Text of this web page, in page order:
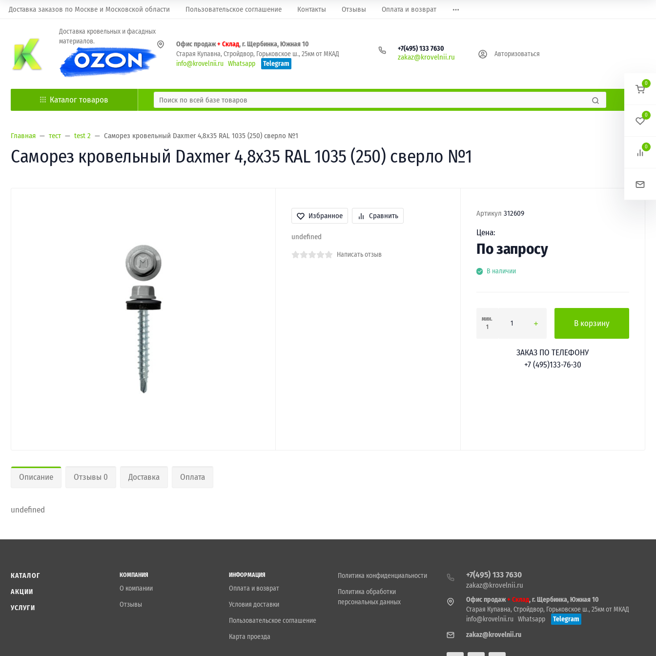
Доставка заказов по Москве и Московской области Пользовательское соглашение Контакты Отзывы Оплата и возврат
Доставка кровельных и фасадных
материалов.
Офис продаж+ Склад, г. Щербинка, Южная 10
Старая Купавна, Стройдвор, Горьковское ш., 25км от МКАД
info@krovelnii.ru Whatsapp Telegram
+7(495) 133 7630
zakaz@krovelnii.ru Авторизоваться
Каталог товаров
Главная тест test 2 Саморез кровельный Daxmer 4,8х35 RAL 1035 (250) сверло №1
Саморез кровельный Daxmer 4,8х35 RAL 1035 (250) сверло №1
Избранное Сравнить
undefined
Написать отзыв
Артикул 312609
Цена:
По запросу
В наличии
мин.
1
В корзину
ЗАКАЗ ПО ТЕЛЕФОНУ
+7 (495)133-76-30
Описание Отзывы 0 Доставка Оплата
undefined
КАТАЛОГ
АКЦИИ
УСЛУГИ
КОМПАНИЯ
О компании
Отзывы
ИНФОРМАЦИЯ
Оплата и возврат
Условия доставки
Пользовательское соглашение
Карта проезда
Политика конфиденциальности
Политика обработки
персональных данных
+7(495) 133 7630
zakaz@krovelnii.ru
Офис продаж+ Склад, г. Щербинка, Южная 10
Старая Купавна, Стройдвор, Горьковское ш., 25км от МКАД
info@krovelnii.ru
Whatsapp
Telegram
zakaz@krovelnii.ru
0
0
0